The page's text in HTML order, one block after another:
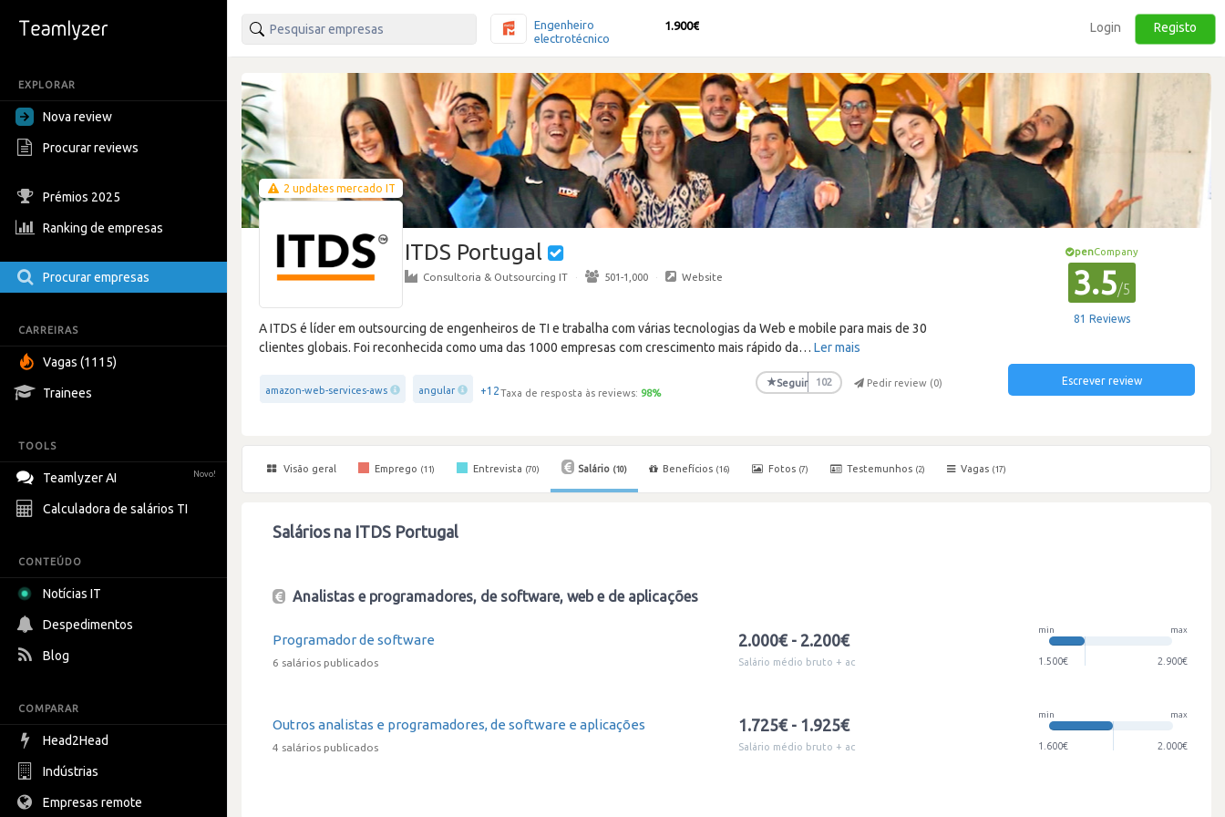
EXPLORAR
Nova review
Procurar reviews
Prémios 2025
Ranking de empresas
Procurar empresas
CARREIRAS
Vagas (1115)
Trainees
TOOLS
Teamlyzer AI Novo!
Calculadora de salários TI
CONTEÚDO
Notícias IT
Despedimentos
Blog
COMPARAR
Head2Head
Indústrias
Empresas remote
Engenheiro
electrotécnico
1.900€ Login Registo
2 updates mercado IT
ITDS Portugal
Consultoria & Outsourcing IT · 501-1,000 · Website
A ITDS é líder em outsourcing de engenheiros de TI e trabalha com várias tecnologias da Web e mobile para mais de 30
clientes globais. Foi reconhecida como uma das 1000 empresas com crescimento mais rápido da… Ler mais
amazon-web-services-aws angular +12Taxa de resposta às reviews: 98%
★Seguir 102 Pedir review (0)
penCompany
3.5/5
81 Reviews
Escrever review
Visão geral Emprego (11) Entrevista (70) Salário (10) Benefícios (16) Fotos (7) Testemunhos (2) Vagas (17)
Salários na ITDS Portugal
Analistas e programadores, de software, web e de aplicações
Programador de software
6 salários publicados
2.000€ - 2.200€
Salário médio bruto + ac
min max
1.500€ 2.900€
Outros analistas e programadores, de software e aplicações
4 salários publicados
1.725€ - 1.925€
Salário médio bruto + ac
min max
1.600€ 2.000€